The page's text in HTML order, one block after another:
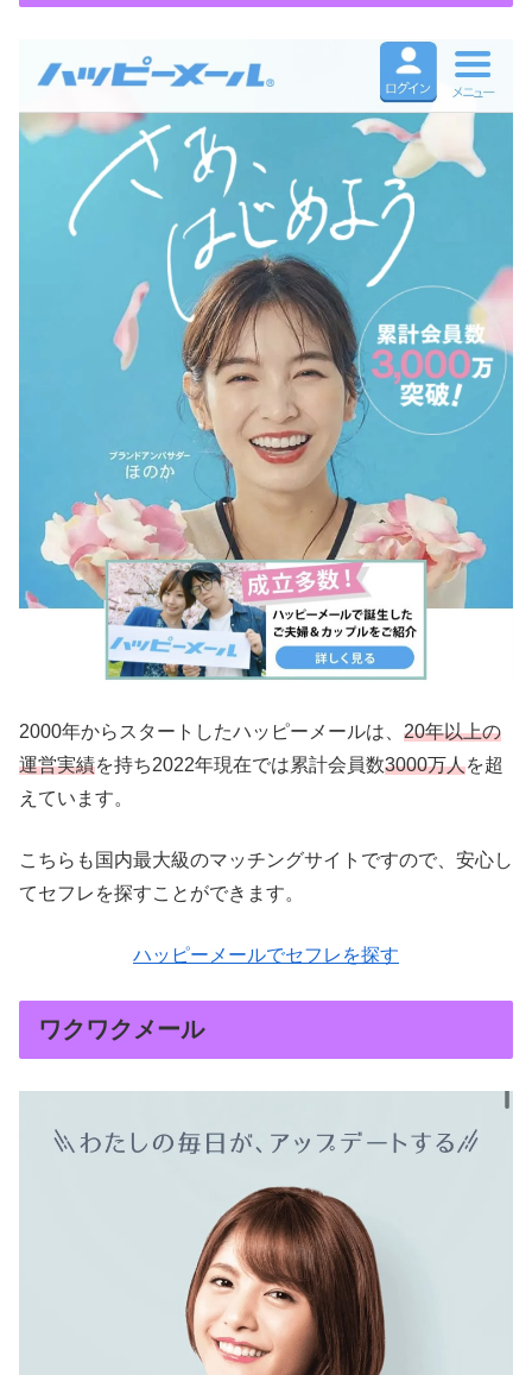
2000年からスタートしたハッピーメールは、 20年以上の
運営実績を持ち2022年現在では累計会員数3000万人を超
えています。
こちらも国内最大級のマッチングサイトですので、安心し
てセフレを探すことができます。
ハッピーメールでセフレを探す
ワクワクメール